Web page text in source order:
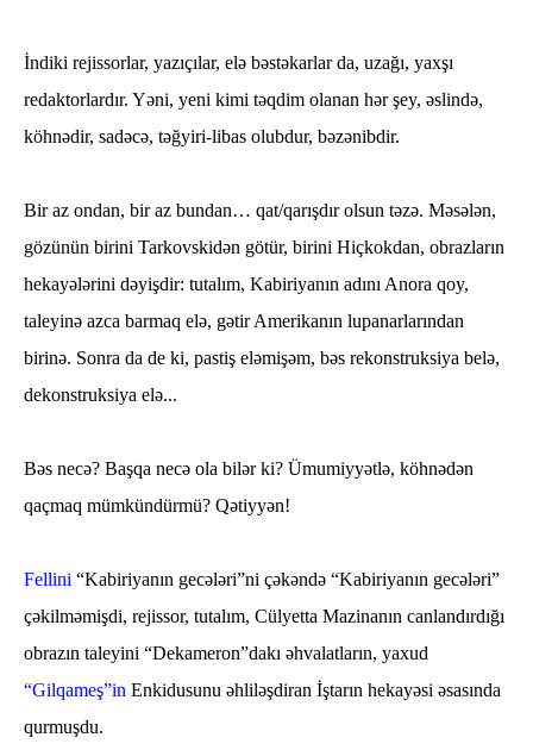
İndiki rejissorlar, yazıçılar, elə bəstəkarlar da, uzağı, yaxşı
redaktorlardır. Yəni, yeni kimi təqdim olanan hər şey, əslində,
köhnədir, sadəcə, təğyiri-libas olubdur, bəzənibdir.
Bir az ondan, bir az bundan… qat/qarışdır olsun təzə. Məsələn,
gözünün birini Tarkovskidən götür, birini Hiçkokdan, obrazların
hekayələrini dəyişdir: tutalım, Kabiriyanın adını Anora qoy,
taleyinə azca barmaq elə, gətir Amerikanın lupanarlarından
birinə. Sonra da de ki, pastiş eləmişəm, bəs rekonstruksiya belə,
dekonstruksiya elə...
Bəs necə? Başqa necə ola bilər ki? Ümumiyyətlə, köhnədən
qaçmaq mümkündürmü? Qətiyyən!
Fellini “Kabiriyanın gecələri”ni çəkəndə “Kabiriyanın gecələri”
çəkilməmişdi, rejissor, tutalım, Cülyetta Mazinanın canlandırdığı
obrazın taleyini “Dekameron”dakı əhvalatların, yaxud
“Gilqameş”in Enkidusunu əhliləşdiran İştarın hekayəsi əsasında
qurmuşdu.